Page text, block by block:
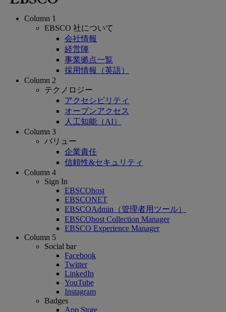
Column 1
EBSCO 社について
会社情報
経営陣
事業拠点一覧
採用情報（英語）
Column 2
テクノロジー
アクセシビリティ
オープンアクセス
人工知能（AI）
Column 3
バリュー
企業責任
信頼性&セキュリティ
Column 4
Sign In
EBSCOhost
EBSCONET
EBSCOAdmin（管理者用ツール）
EBSCOhost Collection Manager
EBSCO Experience Manager
Column 5
Social bar
Facebook
Twitter
LinkedIn
YouTube
Instagram
Badges
App Store